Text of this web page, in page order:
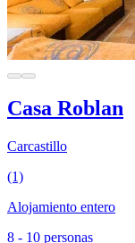
Casa Roblan
Carcastillo
(1)
Alojamiento entero
8 - 10 personas